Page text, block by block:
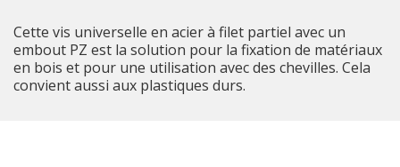
Cette vis universelle en acier à filet partiel avec un
embout PZ est la solution pour la fixation de matériaux
en bois et pour une utilisation avec des chevilles. Cela
convient aussi aux plastiques durs.